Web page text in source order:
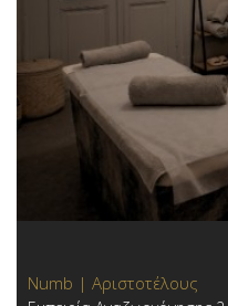
Numb | Αριστοτέλους